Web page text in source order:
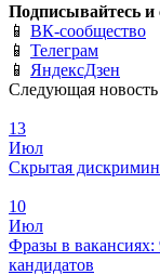
Подписывайтесь и
📱 ВК-сообщество
📱 Телеграм
📱
ЯндексДзен
Следующая новость
13
Июл
Скрытая
10
Июл
Фразы в
кандидатов